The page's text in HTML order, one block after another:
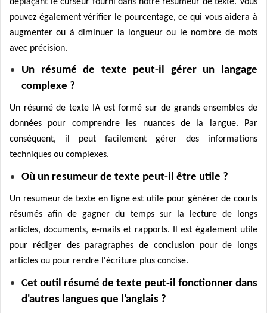
pouvez également vérifier le pourcentage, ce qui vous aidera à
augmenter ou à diminuer la longueur ou le nombre de mots
avec précision.
Un résumé de texte peut-il gérer un langage
complexe ?
Un résumé de texte IA est formé sur de grands ensembles de
données pour comprendre les nuances de la langue. Par
conséquent, il peut facilement gérer des informations
techniques ou complexes.
Où un resumeur de texte peut-il être utile ?
Un resumeur de texte en ligne est utile pour générer de courts
résumés afin de gagner du temps sur la lecture de longs
articles, documents, e-mails et rapports. Il est également utile
pour rédiger des paragraphes de conclusion pour de longs
articles ou pour rendre l'écriture plus concise.
Cet outil résumé de texte peut-il fonctionner dans
d'autres langues que l'anglais ?